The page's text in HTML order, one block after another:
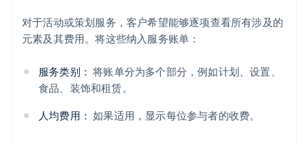
对于活动或策划服务，客户希望能够逐项查看所有涉及的
元素及其费用。将这些纳入服务账单：
服务类别： 将账单分为多个部分，例如计划、设置、
食品、装饰和租赁。
人均费用： 如果适用，显示每位参与者的收费。
阿联酋
English
爱尔兰
爱沙尼亚
English
DeutschEnglish